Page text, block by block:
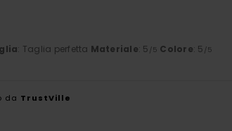
: Taglia perfetta Materiale: 5 /5 Colore: 5 /5
da TrustVille